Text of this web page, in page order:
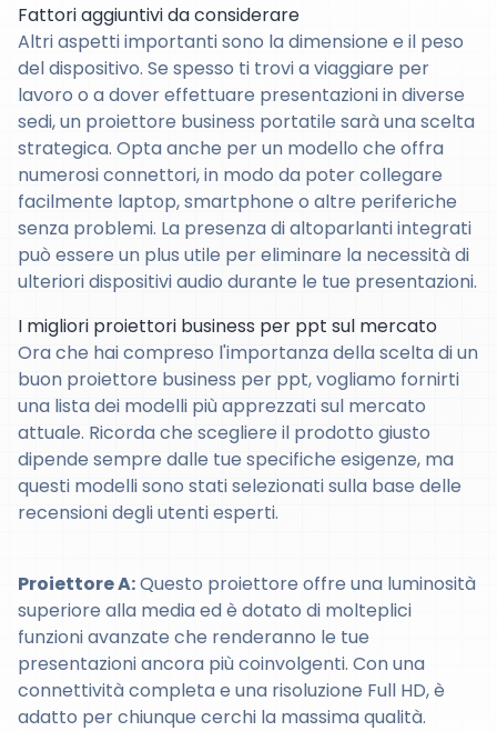
Fattori aggiuntivi da considerare
Altri aspetti importanti sono la dimensione e il peso
del dispositivo. Se spesso ti trovi a viaggiare per
lavoro o a dover effettuare presentazioni in diverse
sedi, un proiettore business portatile sarà una scelta
strategica. Opta anche per un modello che offra
numerosi connettori, in modo da poter collegare
facilmente laptop, smartphone o altre periferiche
senza problemi. La presenza di altoparlanti integrati
può essere un plus utile per eliminare la necessità di
ulteriori dispositivi audio durante le tue presentazioni.
I migliori proiettori business per ppt sul mercato
Ora che hai compreso l'importanza della scelta di un
buon proiettore business per ppt, vogliamo fornirti
una lista dei modelli più apprezzati sul mercato
attuale. Ricorda che scegliere il prodotto giusto
dipende sempre dalle tue specifiche esigenze, ma
questi modelli sono stati selezionati sulla base delle
recensioni degli utenti esperti.
Proiettore A:Questo proiettore offre una luminosità
superiore alla media ed è dotato di molteplici
funzioni avanzate che renderanno le tue
presentazioni ancora più coinvolgenti. Con una
connettività completa e una risoluzione Full HD, è
adatto per chiunque cerchi la massima qualità.